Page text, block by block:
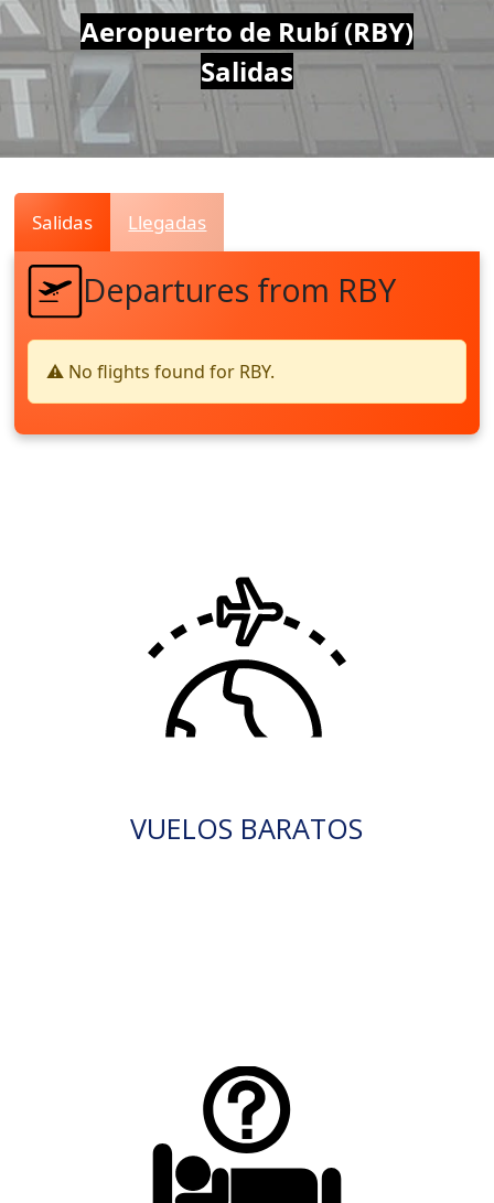
Air
Traffic
Live
Aeropuerto de Rubí (RBY)
Salidas
Salidas Llegadas
Departures from RBY
⚠️ No flights found for RBY.
VUELOS BARATOS